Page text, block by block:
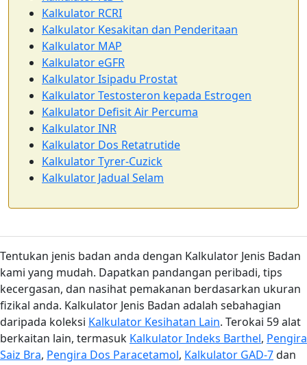
Kalkulator RCRI
Kalkulator Kesakitan dan Penderitaan
Kalkulator MAP
Kalkulator eGFR
Kalkulator Isipadu Prostat
Kalkulator Testosteron kepada Estrogen
Kalkulator Defisit Air Percuma
Kalkulator INR
Kalkulator Dos Retatrutide
Kalkulator Tyrer-Cuzick
Kalkulator Jadual Selam
Tentukan jenis badan anda dengan Kalkulator Jenis Badan
kami yang mudah. Dapatkan pandangan peribadi, tips
kecergasan, dan nasihat pemakanan berdasarkan ukuran
fizikal anda. Kalkulator Jenis Badan adalah sebahagian
daripada koleksi Kalkulator Kesihatan Lain. Terokai 59 alat
berkaitan lain, termasuk Kalkulator Indeks Barthel, Pengira
Saiz Bra, Pengira Dos Paracetamol, Kalkulator GAD-7dan